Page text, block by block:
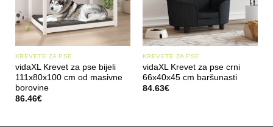
KREVETE ZA PSE
vidaXL Krevet za pse bijeli
111x80x100 cm od masivne
borovine
86.46€
KREVETE ZA PSE
vidaXL Krevet za pse crni
66x40x45 cm baršunasti
84.63€